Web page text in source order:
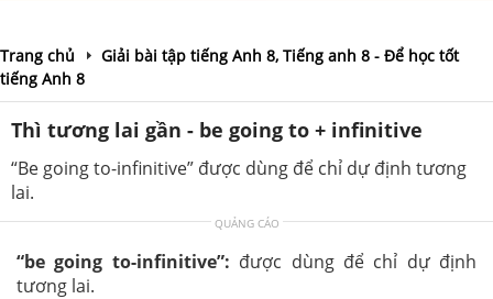
Trang chủ
Giải bài tập tiếng Anh 8, Tiếng anh 8 - Để học tốt
tiếng Anh 8
Thì tương lai gần - be going to + infinitive
“Be going to-infinitive” được dùng để chỉ dự định tương
lai.
QUẢNG CÁO
“be going to-infinitive”: được dùng để chỉ dự định
tương lai.